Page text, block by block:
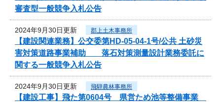
審査型一般競争入札公告
2024年9月30日更新 郡上土木事務所
【建設関連業務】公交委第HD-05-04-1号/公共 土砂災
害対策道路事業補助 落石対策測量設計業務委託に
関する一般競争入札公告
2024年9月30日更新 飛騨農林事務所
【建設工事】飛た第0604号 県営ため池等整備事業